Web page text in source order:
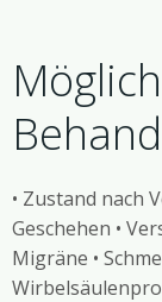
• Zustand nach
Geschehen •
Migräne •